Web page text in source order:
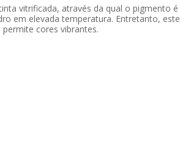
vitrificada, através da qual o pigmento é
em elevada temperatura. Entretanto, este
cores vibrantes.